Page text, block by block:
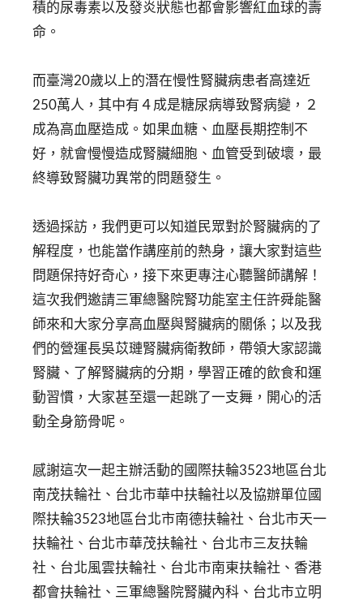
積的尿毒素以及發炎狀態也都會影響紅血球的壽
命。
而臺灣20歲以上的潛在慢性腎臟病患者高達近
250萬人，其中有４成是糖尿病導致腎病變，２
成為高血壓造成。如果血糖、血壓長期控制不
好，就會慢慢造成腎臟細胞、血管受到破壞，最
終導致腎臟功異常的問題發生。
透過採訪，我們更可以知道民眾對於腎臟病的了
解程度，也能當作講座前的熱身，讓大家對這些
問題保持好奇心，接下來更專注心聽醫師講解！
這次我們邀請三軍總醫院腎功能室主任許舜能醫
師來和大家分享高血壓與腎臟病的關係；以及我
們的營運長吳苡璉腎臟病衛教師，帶領大家認識
腎臟、了解腎臟病的分期，學習正確的飲食和運
動習慣，大家甚至還一起跳了一支舞，開心的活
動全身筋骨呢。
感謝這次一起主辦活動的國際扶輪3523地區台北
南茂扶輪社、台北市華中扶輪社以及協辦單位國
際扶輪3523地區台北市南德扶輪社、台北市天一
扶輪社、台北市華茂扶輪社、台北市三友扶輪
社、台北風雲扶輪社、台北市南東扶輪社、香港
都會扶輪社、三軍總醫院腎臟內科、台北市立明